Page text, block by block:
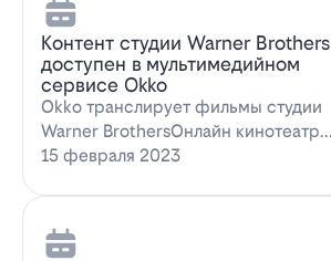
Контент студии Warner Brothers
доступен в мультимедийном
сервисе Okko
Okko транслирует фильмы студии
Warner BrothersОнлайн кинотеатр
Okko пополнил коллекцию лучшими
15 февраля 2023